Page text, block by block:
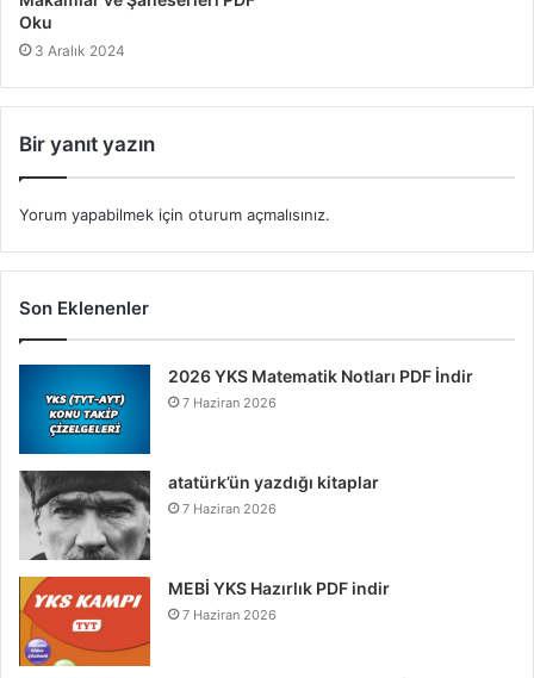
Oku
3 Aralık 2024
Bir yanıt yazın
Yorum yapabilmek için oturum açmalısınız.
Son Eklenenler
2026 YKS Matematik Notları PDF İndir
7 Haziran 2026
atatürk’ün yazdığı kitaplar
7 Haziran 2026
MEBİ YKS Hazırlık PDF indir
7 Haziran 2026